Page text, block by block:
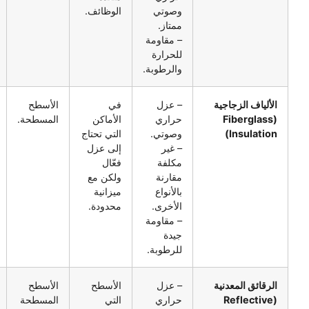
الوظائف.
الزجاجية
– عزل
حراري
وصوتي.
في
الأماكن
التي تحتاج
إلى عزل
فعّال
ولكن مع
ميزانية
محدودة.
المسطحة.
منخفض
إلى
المعدنية
– عزل
حراري
الأسطح
التي
الأسطح
منخفض
إلى